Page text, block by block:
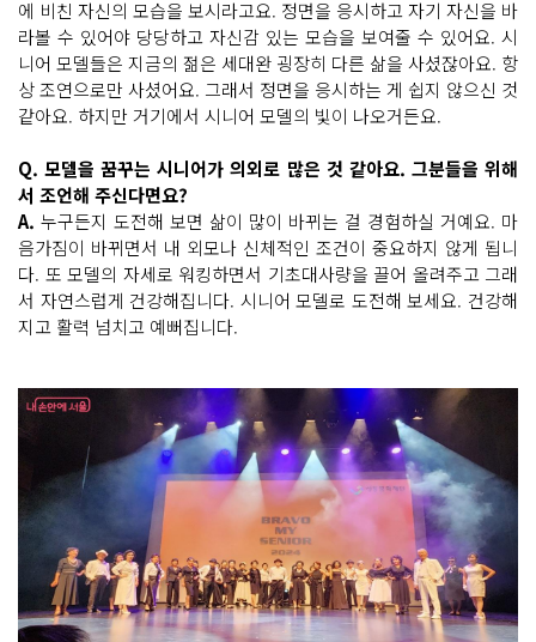
에 비친 자신의 모습을 보시라고요. 정면을 응시하고 자기 자신을 바
라볼 수 있어야 당당하고 자신감 있는 모습을 보여줄 수 있어요. 시
니어 모델들은 지금의 젊은 세대완 굉장히 다른 삶을 사셨잖아요. 항
상 조연으로만 사셨어요. 그래서 정면을 응시하는 게 쉽지 않으신 것
같아요. 하지만 거기에서 시니어 모델의 빛이 나오거든요.
Q. 모델을 꿈꾸는 시니어가 의외로 많은 것 같아요. 그분들을 위해
서 조언해 주신다면요?
A. 누구든지 도전해 보면 삶이 많이 바뀌는 걸 경험하실 거예요. 마
음가짐이 바뀌면서 내 외모나 신체적인 조건이 중요하지 않게 됩니
다. 또 모델의 자세로 워킹하면서 기초대사량을 끌어 올려주고 그래
서 자연스럽게 건강해집니다. 시니어 모델로 도전해 보세요. 건강해
지고 활력 넘치고 예뻐집니다.